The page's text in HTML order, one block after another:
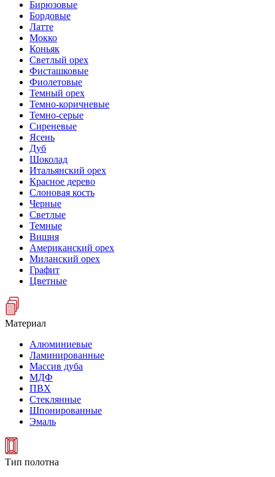
Бирюзовые
Бордовые
Латте
Мокко
Коньяк
Светлый орех
Фисташковые
Фиолетовые
Темный орех
Темно-коричневые
Темно-серые
Сиреневые
Ясень
Дуб
Шоколад
Итальянский орех
Красное дерево
Слоновая кость
Черные
Светлые
Темные
Вишня
Американский орех
Миланский орех
Графит
Цветные
Материал
Алюминиевые
Ламинированные
Массив дуба
МДФ
ПВХ
Стеклянные
Шпонированные
Эмаль
Тип полотна